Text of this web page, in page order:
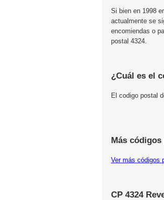
Si bien en 1998
actualmente se
encomiendas o
postal 4324.
¿Cuál es el
El codigo postal
Más
Ver más códigos
CP 4324